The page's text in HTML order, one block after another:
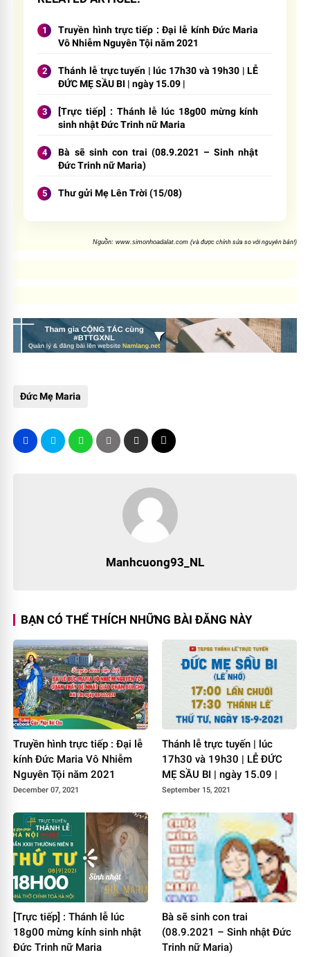
Truyền hình trực tiếp : Đại lễ kính Đức Maria
Vô Nhiễm Nguyên Tội năm 2021
Thánh lễ trực tuyến | lúc 17h30 và 19h30 | LỄ
ĐỨC MẸ SẦU BI | ngày 15.09 |
[Trực tiếp] : Thánh lễ lúc 18g00 mừng kính
sinh nhật Đức Trinh nữ Maria
Bà sẽ sinh con trai (08.9.2021 – Sinh nhật
Đức Trinh nữ Maria)
Thư gửi Mẹ Lên Trời (15/08)
Nguồn: www.simonhoadalat.com (và được chỉnh sửa so với nguyên bản!)
Đức Mẹ Maria
Manhcuong93_NL
BẠN CÓ THỂ THÍCH NHỮNG BÀI ĐĂNG NÀY
Truyền hình trực tiếp : Đại lễ
kính Đức Maria Vô Nhiễm
Nguyên Tội năm 2021
December 07, 2021
Thánh lễ trực tuyến | lúc
17h30 và 19h30 | LỄ ĐỨC
MẸ SẦU BI | ngày 15.09 |
September 15, 2021
[Trực tiếp] : Thánh lễ lúc
18g00 mừng kính sinh nhật
Đức Trinh nữ Maria
Bà sẽ sinh con trai
(08.9.2021 – Sinh nhật Đức
Trinh nữ Maria)